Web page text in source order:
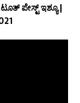
ಪೇಸ್ಟ್ ಇಶ್ಯೂ |